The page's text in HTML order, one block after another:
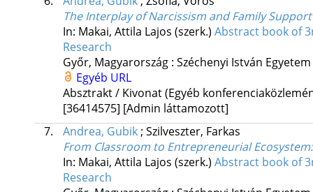
The Interplay of Narcissism and Family
In: Makai, Attila Lajos (szerk.) Abstract book of
Research
Győr, Magyarország : Széchenyi István Egyetem
Egyéb URL
Absztrakt / Kivonat (Egyéb
[36414575] [Admin láttamozott]
7.
Andrea, Gubik; Szilveszter, Farkas
From Classroom to Entrepreneurial Ecosystem
In: Makai, Attila Lajos (szerk.) Abstract book of
Research